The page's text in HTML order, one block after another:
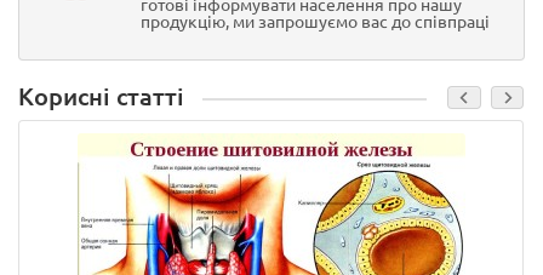
готові інформувати населення про нашу
продукцію, ми запрошуємо вас до співпраці
Корисні статті